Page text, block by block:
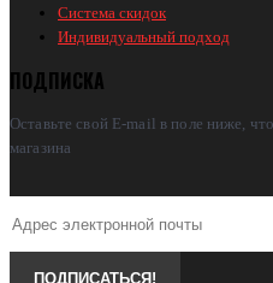
Система скидок
Индивидуальный подход
ПОДПИСКА
Оставьте свой E-mail в поле ниже,
магазина